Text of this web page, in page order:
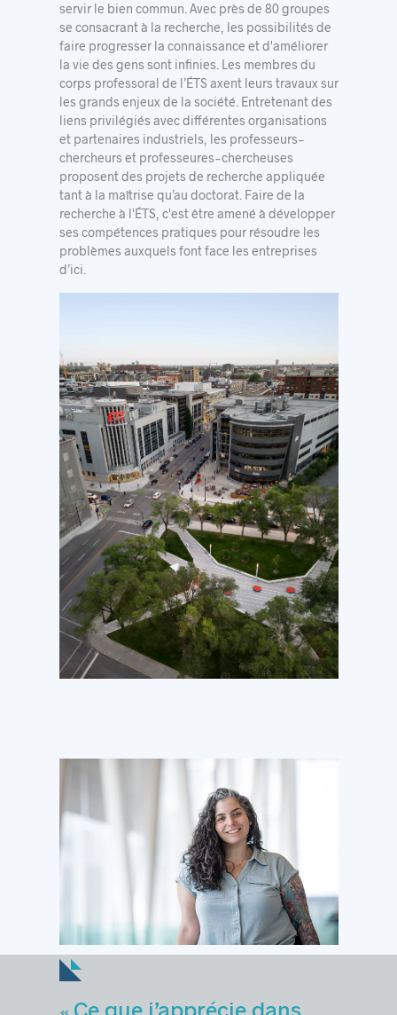
servir le bien commun. Avec près de 80 groupes
se consacrant à la recherche, les possibilités de
faire progresser la connaissance et d'améliorer
la vie des gens sont infinies. Les membres du
corps professoral de l’ÉTS axent leurs travaux sur
les grands enjeux de la société. Entretenant des
liens privilégiés avec différentes organisations
et partenaires industriels, les professeurs-
chercheurs et professeures-chercheuses
proposent des projets de recherche appliquée
tant à la maîtrise qu’au doctorat. Faire de la
recherche à l'ÉTS, c'est être amené à développer
ses compétences pratiques pour résoudre les
problèmes auxquels font face les entreprises
d’ici.
« Ce que j’apprécie dans